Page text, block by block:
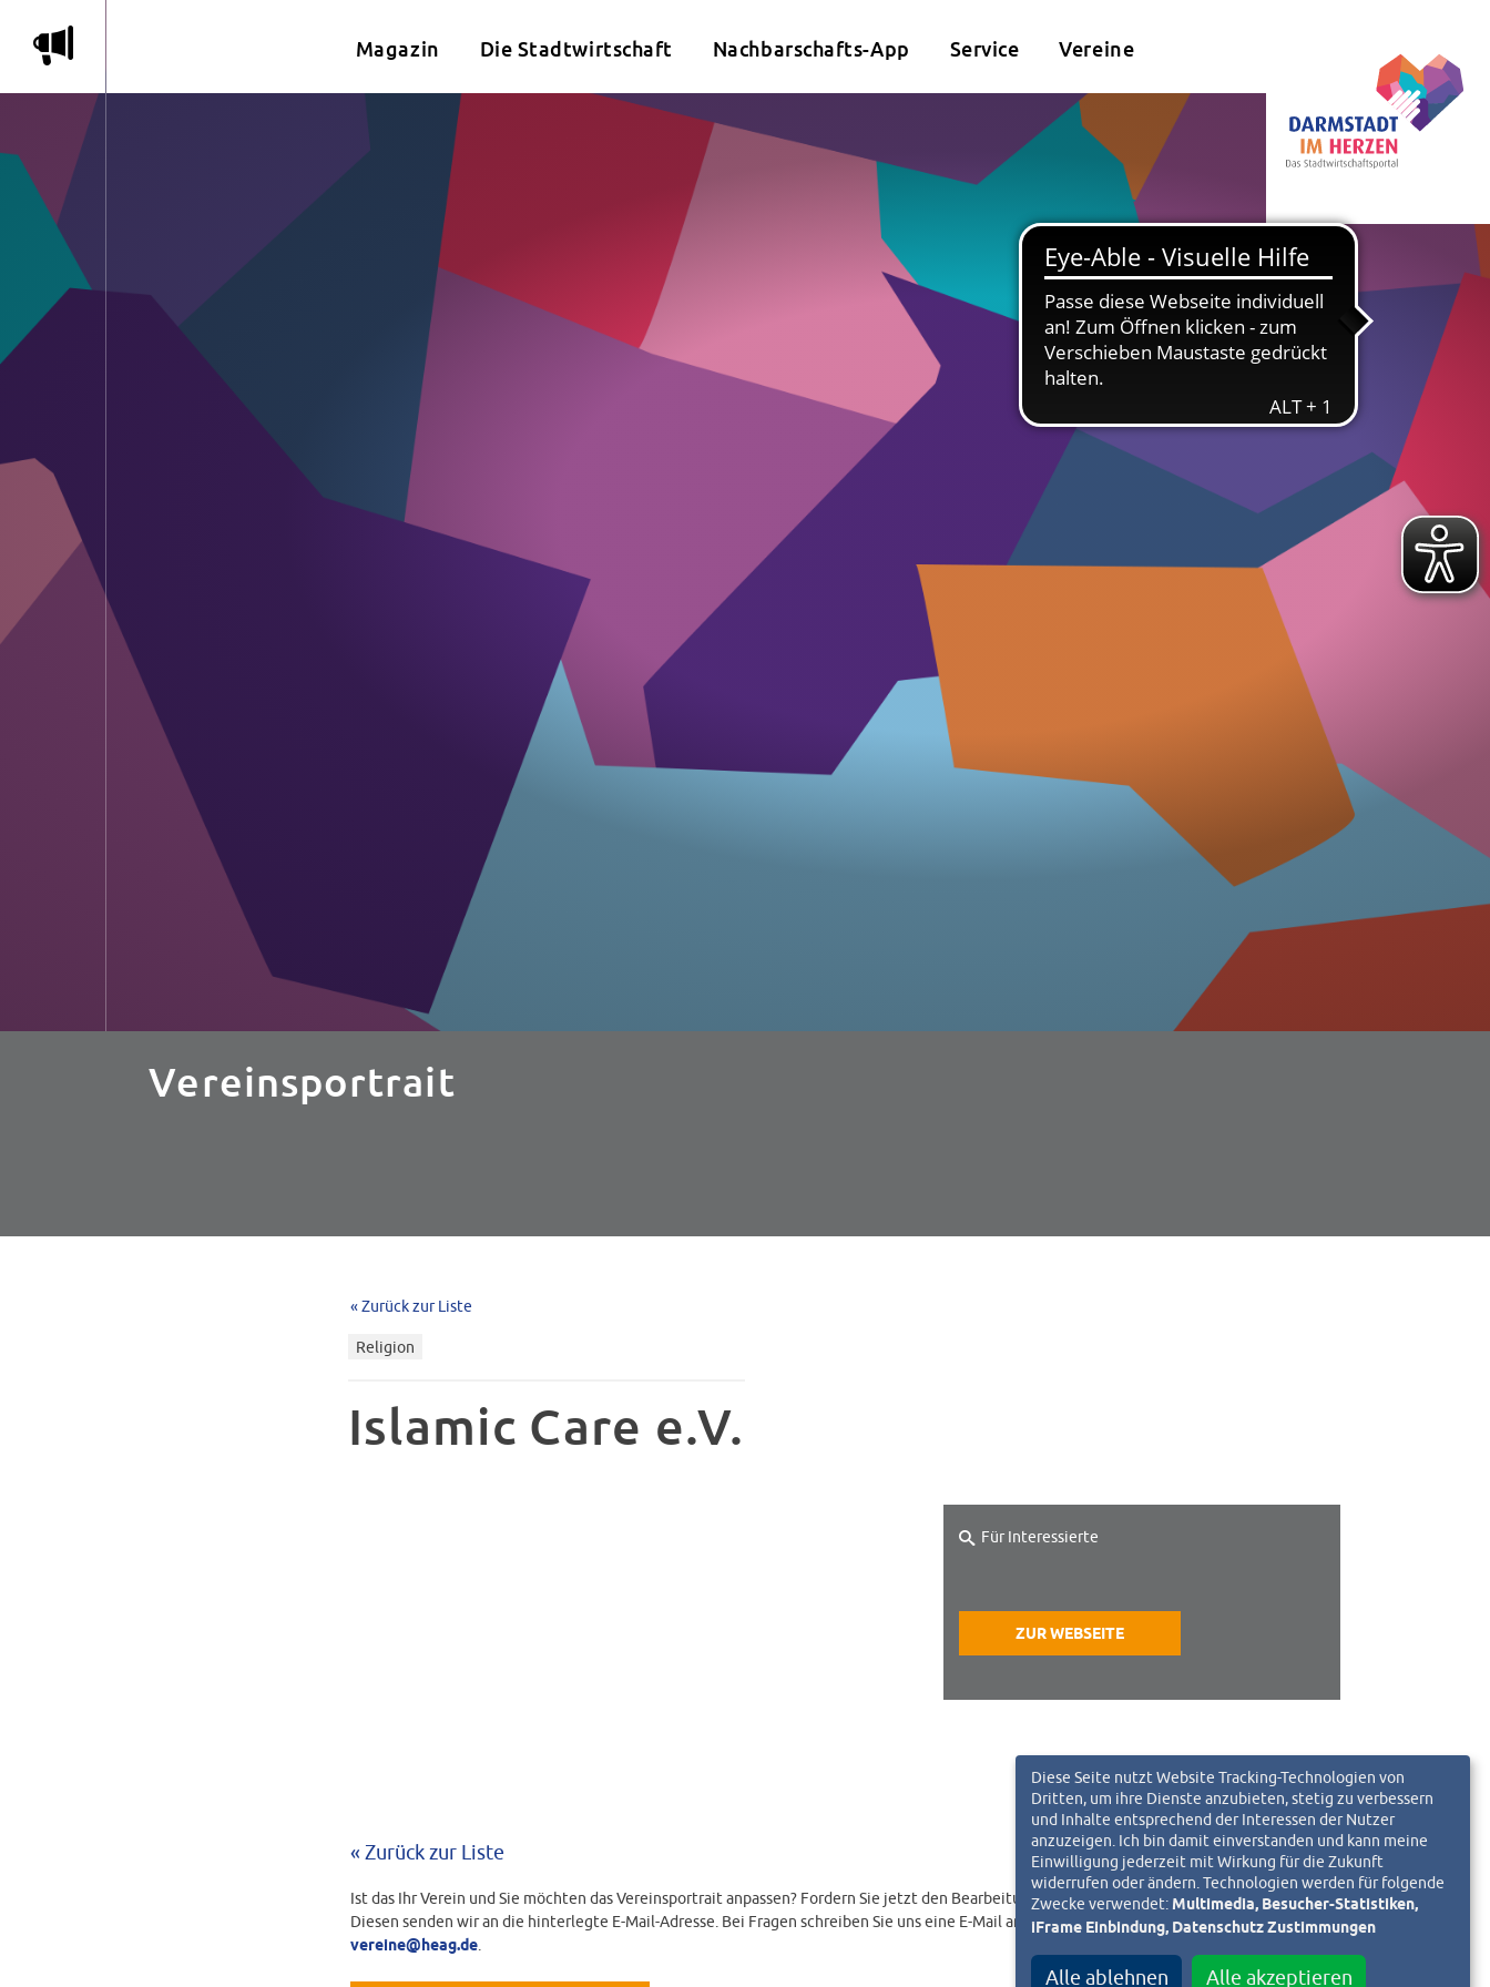
m Magazin Die Stadtwirtschaft Nachbarschafts-App Service Vereine
Vereinsportrait
« Zurück zur Liste
Religion
Islamic Care e.V.
Für Interessierte
ZUR WEBSEITE
« Zurück zur Liste
Ist das Ihr Verein und Sie möchten das Vereinsportrait anpassen? Fordern Sie jetzt den Bearbeitungslink an.
Diesen senden wir an die hinterlegte E-Mail-Adresse. Bei Fragen schreiben Sie uns eine E-Mail an
vereine@heag.de.
Diese Seite nutzt Website Tracking-Technologien von
Dritten, um ihre Dienste anzubieten, stetig zu verbessern
und Inhalte entsprechend der Interessen der Nutzer
anzuzeigen. Ich bin damit einverstanden und kann meine
Einwilligung jederzeit mit Wirkung für die Zukunft
widerrufen oder ändern. Technologien werden für folgende
Zwecke verwendet:Multimedia, Besucher-Statistiken,
iFrame Einbindung, Datenschutz Zustimmungen
Alle ablehnen Alle akzeptieren